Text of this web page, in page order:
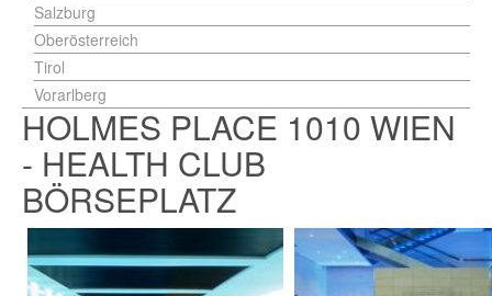
Salzburg
Oberösterreich
Tirol
Vorarlberg
HOLMES PLACE 1010 WIEN
- HEALTH CLUB
BÖRSEPLATZ